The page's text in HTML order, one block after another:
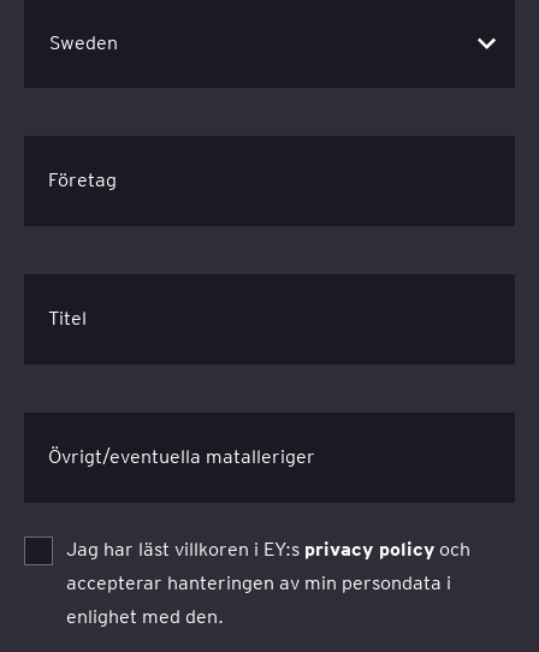
Företag
Titel
Övrigt/eventuella matalleriger
Jag har läst villkoren i EY:s privacy policy och
accepterar hanteringen av min persondata i
enlighet med den.